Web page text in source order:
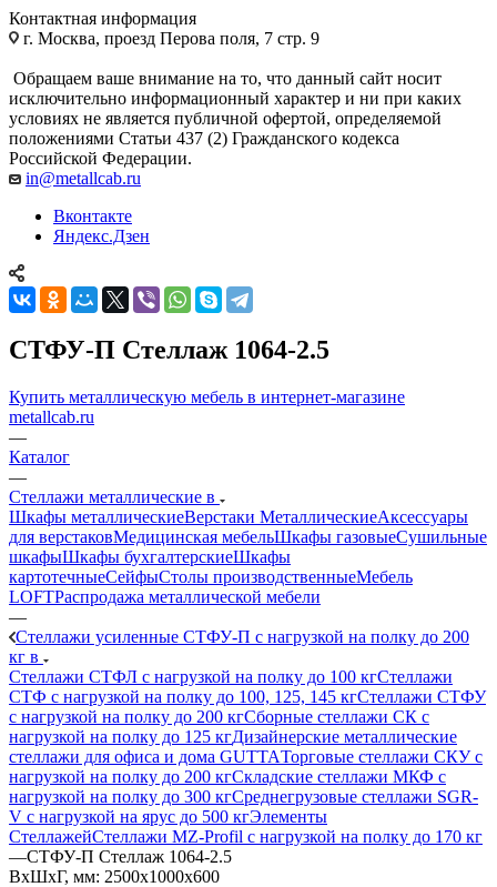
Контактная информация
г. Москва, проезд Перова поля, 7 стр. 9
Обращаем ваше внимание на то, что данный сайт носит
исключительно информационный характер и ни при каких
условиях не является публичной офертой, определяемой
положениями Статьи 437 (2) Гражданского кодекса
Российской Федерации.
in@metallcab.ru
Вконтакте
Яндекс.Дзен
СТФУ-П Стеллаж 1064-2.5
Купить металлическую мебель в интернет-магазине
metallcab.ru
—
Каталог
—
Стеллажи металлические в
Шкафы металлическиеВерстаки МеталлическиеАксессуары
для верстаковМедицинская мебельШкафы газовыеСушильные
шкафыШкафы бухгалтерскиеШкафы
картотечныеСейфыСтолы производственныеМебель
LOFTРаспродажа металлической мебели
—
Стеллажи усиленные СТФУ-П с нагрузкой на полку до 200
кг в
Стеллажи СТФЛ с нагрузкой на полку до 100 кгСтеллажи
СТФ с нагрузкой на полку до 100, 125, 145 кгСтеллажи СТФУ
с нагрузкой на полку до 200 кгСборные стеллажи СК с
нагрузкой на полку до 125 кгДизайнерские металлические
стеллажи для офиса и дома GUTTAТорговые стеллажи СКУ с
нагрузкой на полку до 200 кгСкладские стеллажи МКФ с
нагрузкой на полку до 300 кгСреднегрузовые стеллажи SGR-
V с нагрузкой на ярус до 500 кгЭлементы
СтеллажейСтеллажи MZ-Profil с нагрузкой на полку до 170 кг
—СТФУ-П Стеллаж 1064-2.5
ВхШхГ, мм: 2500x1000x600